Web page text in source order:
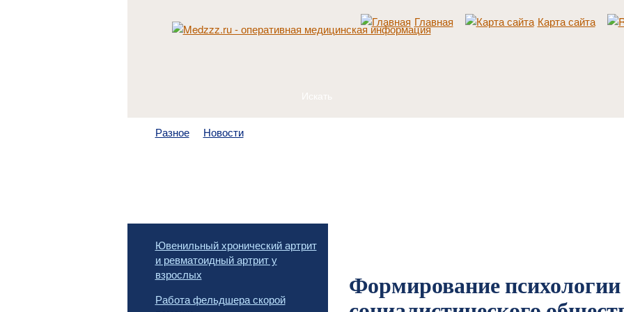
Главная Карта сайта
Разное Новости
Ювенильный хронический артрит
и ревматоидный артрит у
взрослых
Работа фельдшера скорой
Формирование психологии